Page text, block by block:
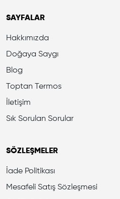
SAYFALAR
Hakkımızda
Doğaya Saygı
Blog
Toptan Termos
İletişim
Sık Sorulan Sorular
SÖZLEŞMELER
İade Politikası
Mesafeli Satış Sözleşmesi